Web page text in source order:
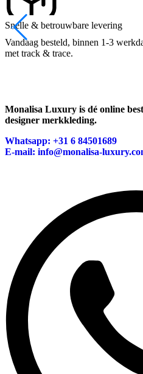
Snelle & betrouwbare levering
Vandaag besteld, binnen 1-3
met track & trace.
Monalisa Luxury is dé online
designer merkkleding.
Whatsapp: +31 6 84501689
E-mail: info@monalisa-